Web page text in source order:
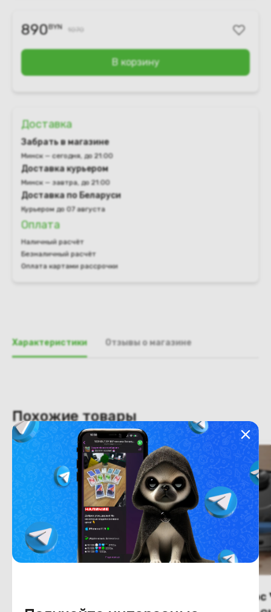
890BYN 1070
В корзину
Доставка
Забрать в магазине
Минск — сегодня, до 21:00
Доставка курьером
Минск — завтра, до 21:00
Доставка по Беларуси
Курьером до 07 августа
Оплата
Наличный расчёт
Безналичный расчёт
Оплата картами рассрочки
Характеристики Отзывы о магазине
Похожие товары
Робот-пылесос